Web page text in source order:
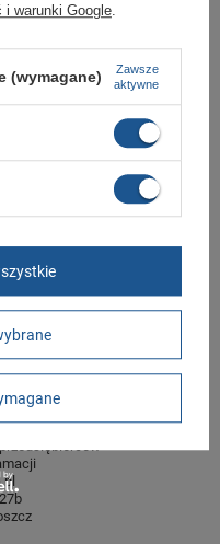
brązowy
rękojmi
i warunki Google.
(wymagane)
Zawsze
aktywne